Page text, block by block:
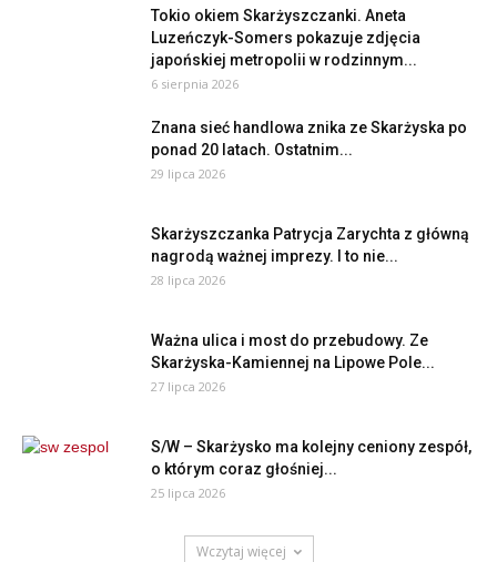
Tokio okiem Skarżyszczanki. Aneta
Luzeńczyk-Somers pokazuje zdjęcia
japońskiej metropolii w rodzinnym...
6 sierpnia 2026
Znana sieć handlowa znika ze Skarżyska po
ponad 20 latach. Ostatnim...
29 lipca 2026
Skarżyszczanka Patrycja Zarychta z główną
nagrodą ważnej imprezy. I to nie...
28 lipca 2026
Ważna ulica i most do przebudowy. Ze
Skarżyska-Kamiennej na Lipowe Pole...
27 lipca 2026
S/W – Skarżysko ma kolejny ceniony zespół,
o którym coraz głośniej...
25 lipca 2026
Wczytaj więcej